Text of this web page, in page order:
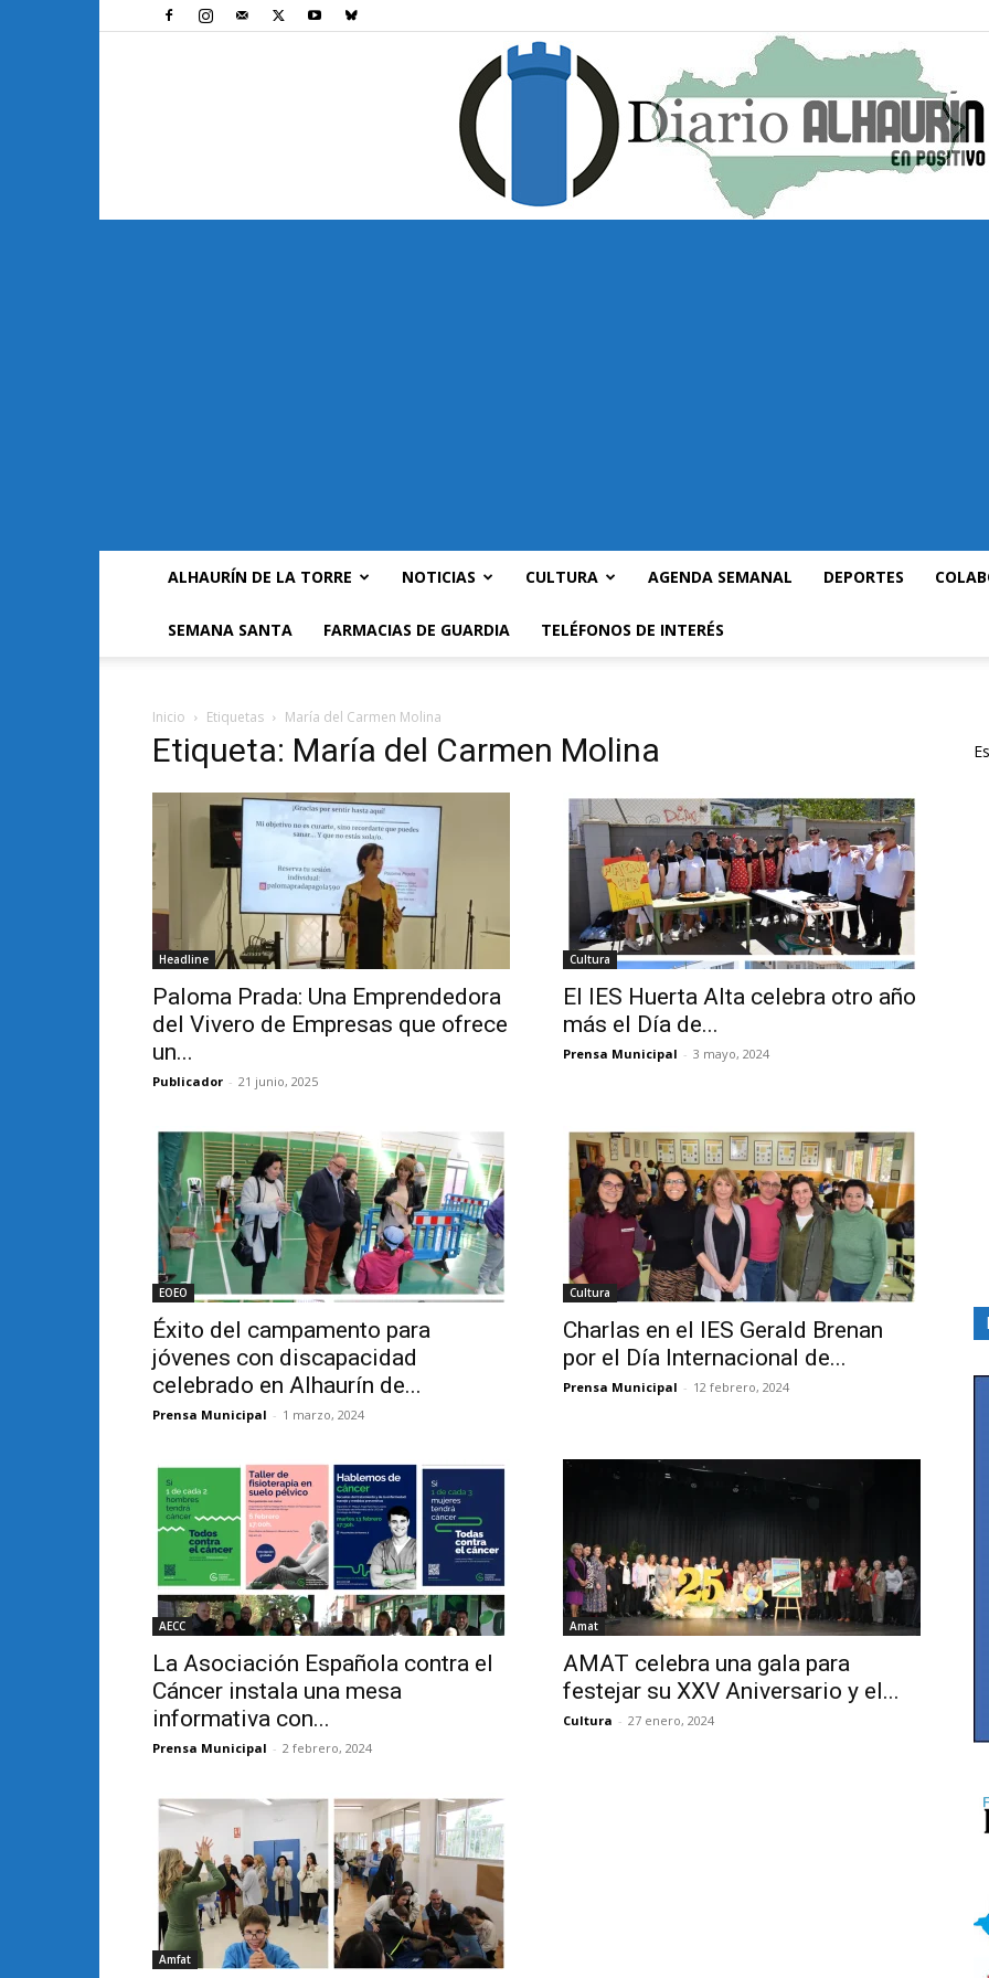
ALHAURÍN DE LA TORRE NOTICIAS CULTURA AGENDA SEMANAL DEPORTES
SEMANA SANTA FARMACIAS DE GUARDIA TELÉFONOS DE INTERÉS
Inicio Etiquetas María del Carmen Molina
Etiqueta: María del Carmen Molina
Headline
Paloma Prada: Una Emprendedora
del Vivero de Empresas que ofrece
un...
Publicador - 21 junio, 2025
Cultura
El IES Huerta Alta celebra otro año
más el Día de...
Prensa Municipal - 3 mayo, 2024
EOEO
Éxito del campamento para
jóvenes con discapacidad
celebrado en Alhaurín de...
Prensa Municipal - 1 marzo, 2024
Cultura
Charlas en el IES Gerald Brenan
por el Día Internacional de...
Prensa Municipal - 12 febrero, 2024
AECC
La Asociación Española contra el
Cáncer instala una mesa
informativa con...
Prensa Municipal - 2 febrero, 2024
Amat
AMAT celebra una gala para
festejar su XXV Aniversario y el...
Cultura - 27 enero, 2024
Amfat